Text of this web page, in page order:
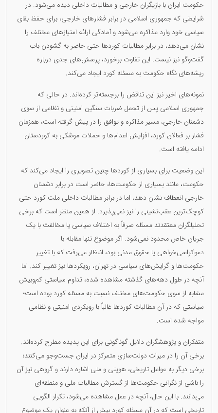
حکومت ایران با بازیگران خارجی و مطالبات داخلی دیده می‌شود. در
شرایطی که جمهوری اسلامی در برابر فشارهای خارجی، برای حفظ بقای
سیاسی خود وارد مذاکره می‌شود و آمادگی ارائه امتیازهای مختلف را
نشان می‌دهد، در برابر مطالبات کوردها حتی حاضر به گشودن باب
گفت‌وگو نیز نیست. این تفاوت برخورد، پرسش‌های جدی درباره
ریشه‌های نگاه حکومت به مسئله کورد ایجاد می‌کند.
نمونه‌های اخیر نیز این تناقض را برجسته‌تر کرده‌اند. در حالی که
جمهوری اسلامی پس از تحمل ضربات سنگین امنیتی و نظامی از سوی
دشمنان خارجی، مسیر مذاکره و توافق را در پیش گرفته است، همزمان
فشار بر فعالان کورد، افزایش اعدام‌ها و حملات موشکی به کوردستان
ادامه یافته است.
این وضعیت برای بسیاری از کوردها چنین تصویری را ایجاد می‌کند که
حکومت، مانند بسیاری از حکومت‌ها، حاضر است در برابر دشمنان
خارجی انعطاف نشان دهد، اما در برابر مطالبات داخلی ملت کورد حتی
کوچک‌ترین عقب‌نشینی را نیز نمی‌پذیرد. از همین منظر است که برخی
تحلیلگران معتقدند مسئله صرفاً به اختلاف سیاسی یا مخالفت با یک
جریان خاص محدود نمی‌شود. اگر موضوع تنها مقابله با
دموکراسی‌خواهی یا حقوق مدنی بود، انتظار می‌رفت که با تغییر
حکومت‌ها و گرایش‌های سیاسی در تهران، رویکردها نیز تغییر کند. اما
آنچه در طول دهه‌های گذشته مشاهده شده، تداوم سیاستی کم‌وبیش
مشابه از سوی حکومت‌های مختلف نسبت به مسئله کورد بوده است؛
سیاستی که در آن مطالبات کوردها غالباً با رویکردی امنیتی و نظامی
مواجه شده است.
متفکران و پژوهشگران دلایل گوناگونی برای این پدیده مطرح کرده‌اند.
برخی آن را در میراث دولت‌سازی متمرکز در ایران جست‌وجو می‌کنند؛
برخی دیگر به عوامل تاریخی، هویتی و ملی اشاره دارند و گروهی نیز آن
را ناشی از نگرانی حکومت‌ها از گسترش مطالبات ملی و منطقه‌ای
می‌دانند. با این حال، آنچه در عمل مشاهده می‌شود، تکرار الگویی
تاریخی است که در آن مسئله کورد بیش از آنکه به عنوان یک موضوع